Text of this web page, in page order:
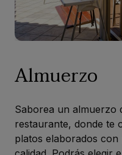
Almuerzo
Saborea un almuerzo
restaurante, donde te
platos elaborados